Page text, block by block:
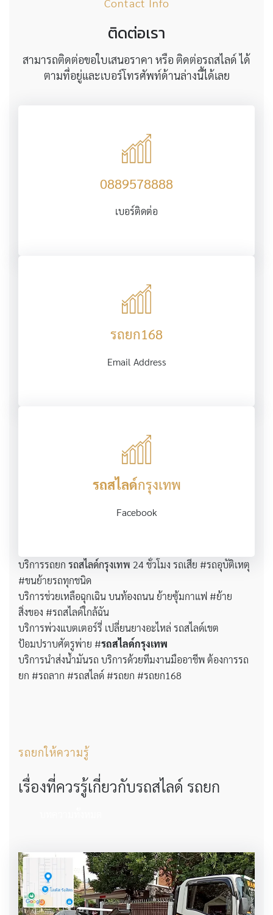
ติดต่อเรา
สามารถติดต่อขอใบเสนอราคา หรือ ติดต่อรถสไลด์ ได้
ตามที่อยู่และเบอร์โทรศัพท์ด้านล่างนี้ได้เลย
0889578888
เบอร์ติดต่อ
รถยก168
Email Address
รถสไลด์กรุงเทพ
Facebook
บริการรถยก รถสไลด์กรุงเทพ 24 ชั่วโมง รถเสีย #รถอุบัติเหตุ
#ขนย้ายรถทุกชนิด
บริการช่วยเหลือฉุกเฉิน บนท้องถนน ย้ายซุ้มกาแฟ #ย้าย
สิ่งของ #รถสไลด์ใกล้ฉัน
บริการพ่วงแบตเตอร์รี่ เปลี่ยนยางอะไหล่ รถสไลด์เขต
ป้อมปราบศัตรูพ่าย #รถสไลด์กรุงเทพ
บริการนำส่งน้ำมันรถ บริการด้วยทีมงานมืออาชีพ ต้องการรถ
ยก #รถลาก #รถสไลด์ #รถยก #รถยก168
รถยกให้ความรู้
เรื่องที่ควรรู้เกี่ยวกับรถสไลด์ รถยก